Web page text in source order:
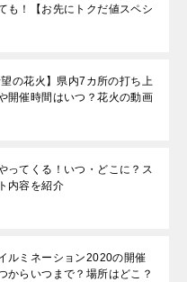
も！【お先にトクだ値スペシ
の花火】県内7カ所の打ち上
開催時間はいつ？花火の動画
ってくる！いつ・どこに？ス
内容を紹介
ルミネーション2020の開催
からいつまで？場所はどこ？